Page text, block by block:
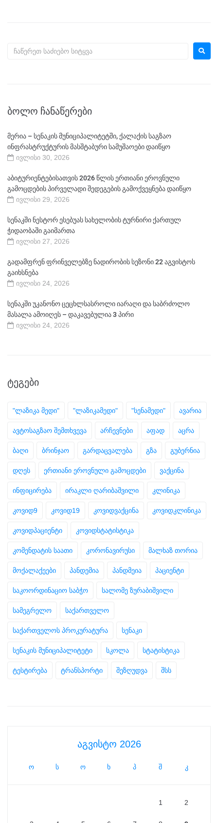
ᲑᲝᲚᲝ ᲩᲐᲜᲐᲬᲔᲠᲔᲑᲘ
მერია – სენაკის მუნიციპალიტეტში, ქალაქის საგზაო
ინფრასტრუქტურის მასშტაბური სამუშაოები დაიწყო
ივლისი 30, 2026
აბიტურიენტებისათვის 2026 წლის ერთიანი ეროვნული
გამოცდების პირველადი შედეგების გამოქვეყნება დაიწყო
ივლისი 29, 2026
სენაკში ნესტორ ესებუას სახელობის ტურნირი ქართულ
ჭიდაობაში გაიმართა
ივლისი 27, 2026
გადამფრენ ფრინველებზე ნადირობის სეზონი 22 აგვისტოს
გაიხსნება
ივლისი 24, 2026
სენაკში უკანონო ცეცხლსასროლი იარაღი და საბრძოლო
მასალა ამოიღეს – დაკავებულია 3 პირი
ივლისი 24, 2026
ᲢᲔᲒᲔᲑᲘ
"ლაზიკა მედი" "ლაზიკამედი" "სენამედი" ავარია
ავტოსაგზაო შემთხვევა არჩევნები აფად აცრა
ბაღი ბრინჯაო გარდაცვალება გზა გუბერნია
დღეს ერთიანი ეროვნული გამოცდები ვაქცინა
ინფიცირება ირაკლი ღარიბაშვილი კლინიკა
კოვიდ9 კოვიდ19 კოვიდვაქცინა კოვიდკლინიკა
კოვიდპაციენტი კოვიდსტატისტიკა
კომენდატის საათი კორონავირუსი მალხაზ თორია
მოქალაქეები პანდემია პანდმეია პაციენტი
საკოორდინაციო საბჭო სალომე ზურაბიშვილი
სამეგრელო საქართველო
საქართველოს პროკურატურა სენაკი
სენაკის მუნიციპალიტეტი სკოლა სტატისტიკა
ტესტირება ტრანსპორტი შეზღუდვა შსს
აგვისტო 2026
ო ს ო ხ პ შ კ
1 2